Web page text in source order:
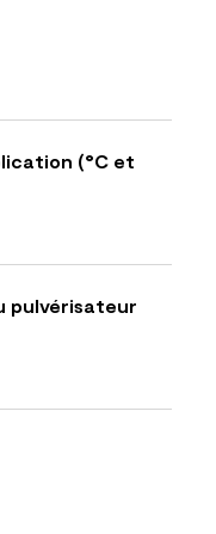
(°C et
pulvérisateur